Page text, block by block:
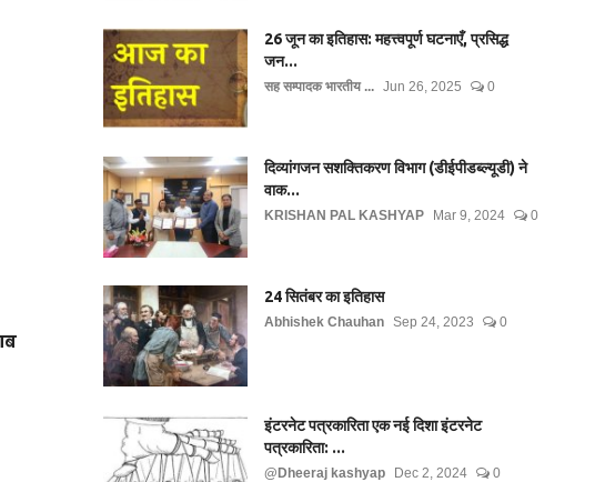
26 जून का इतिहास: महत्त्वपूर्ण घटनाएँ, प्रसिद्ध
जन...
सह सम्पादक भारतीय ... Jun 26, 2025 0
दिव्यांगजन सशक्तिकरण विभाग (डीईपीडब्ल्यूडी) ने
वाक...
KRISHAN PAL KASHYAP Mar 9, 2024 0
24 सितंबर का इतिहास
Abhishek Chauhan Sep 24, 2023 0
इंटरनेट पत्रकारिता एक नई दिशा इंटरनेट
पत्रकारिता: ...
@Dheeraj kashyap Dec 2, 2024 0